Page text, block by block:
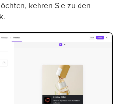
kehren Sie zu den